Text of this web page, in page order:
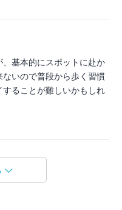
基本的にスポットに赴か
いので普段から歩く習慣
ることが難しいかもしれ